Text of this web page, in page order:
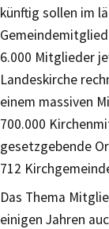
künftig sollen im
6.000 Mitglieder
Landeskirche
einem massiven
700.000
gesetzgebende
712
Das Thema
einigen Jahren